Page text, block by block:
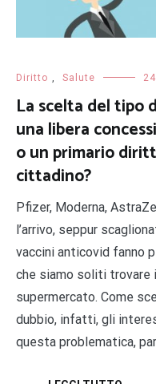
Diritto , Salute
La scelta del tipo
una libera
o un primario
cittadino?
Pfizer, Moderna,
l’arrivo, seppur
vaccini anticovid fanno
che siamo soliti trovare
supermercato. Come
dubbio, infatti, gli
questa problematica,